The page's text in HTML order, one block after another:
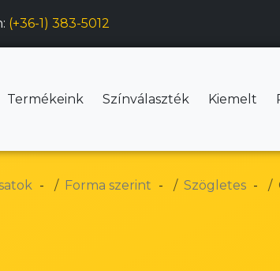
(+36-1) 383-5012
Termékeink Színválaszték Kiemelt
Forma szerint Szögletes